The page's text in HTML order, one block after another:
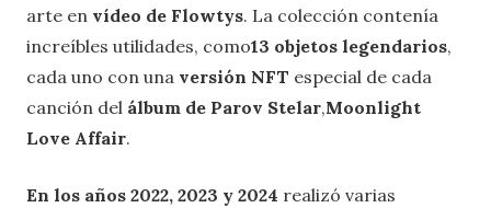
arte en vídeo de Flowtys. La colección contenía
increíbles utilidades, como13 objetos legendarios,
cada uno con una versión NFT especial de cada
canción del álbum de Parov Stelar,Moonlight
Love Affair.
En los años 2022, 2023 y 2024 realizó varias